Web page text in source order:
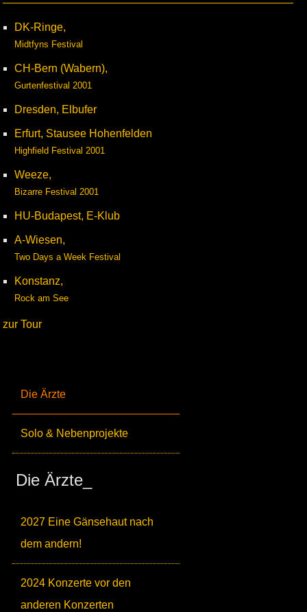
Die Ärzte
Solo & Nebenprojekte
Die Ärzte_
2027 Eine Gänsehaut nach
dem andern!
2024 Konzerte vor den
anderen Konzerten
DK-Ringe,
Midtfyns Festival
CH-Bern (Wabern),
Gurtenfestival 2001
Dresden, Elbufer
Erfurt, Stausee Hohenfelden
Highfield Festival 2001
Weeze,
Bizarre Festival 2001
HU-Budapest, E-Klub
A-Wiesen,
Two Days a Week Festival
Konstanz,
Rock am See
zur Tour